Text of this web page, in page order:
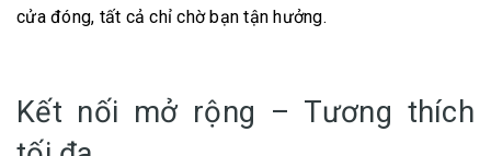
cửa đóng, tất cả chỉ chờ bạn tận hưởng.
Kết nối mở rộng – Tương thích